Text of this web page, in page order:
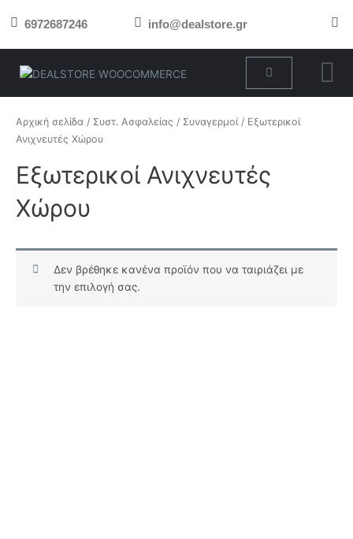
στο 6972687246 info@dealstore.gr
Cart
Αρχική σελίδα / Συστ. Ασφαλείας / Συναγερμοί / Εξωτερικοί
Ανιχνευτές Χώρου
Εξωτερικοί Ανιχνευτές
Χώρου
Δεν βρέθηκε κανένα προϊόν που να ταιριάζει με
την επιλογή σας.